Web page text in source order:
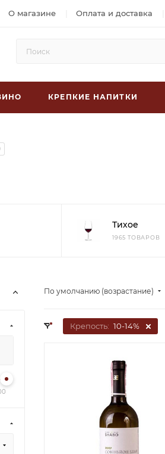
О магазине Оплата и доставка
КРЕПКИЕ НАПИТКИ
Тихое
1965 ТОВАРОВ
По умолчанию (возрастание)
Крепость: 10-14%